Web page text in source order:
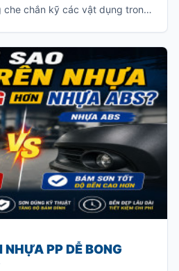
che chắn kỹ các vật dụng trong
NHỰA PP DỄ BONG